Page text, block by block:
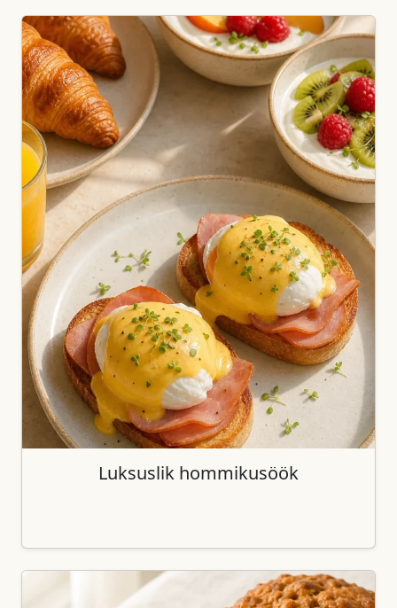
Luksuslik hommikusöök